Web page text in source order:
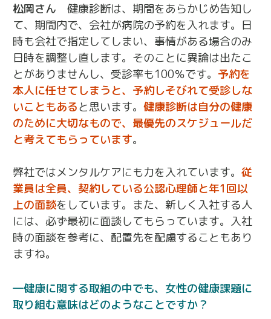
松岡さん
健康診断は、期間をあらかじめ告知し
て、期間内で、会社が病院の予約を入れます。日
時も会社で指定してしまい、事情がある場合のみ
日時を調整し直します。そのことに異論は出たこ
とがありませんし、受診率も100％です。 予約を
本人に任せてしまうと、予約しそびれて受診しな
いこともあると思います。健康診断は自分の健康
のために大切なもので、最優先のスケジュールだ
と考えてもらっています。
弊社ではメンタルケアにも力を入れています。従
業員は全員、契約している公認心理師と年1回以
上の面談をしています。また、新しく入社する人
には、必ず最初に面談してもらっています。入社
時の面談を参考に、配置先を配慮することもあり
ますね。
健康に関する取組の中でも、女性の健康課題に
取り組む意味はどのようなことですか？